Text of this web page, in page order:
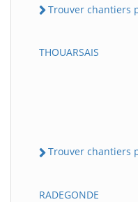
Trouver chantiers
THOUARSAIS
Trouver chantiers
RADEGONDE